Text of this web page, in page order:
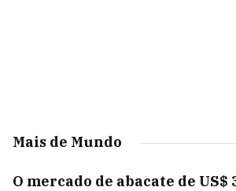
Mais de Mundo
O mercado de abacate de US$